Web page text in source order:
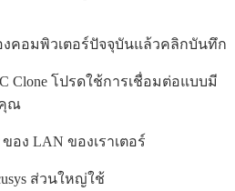
งคอมพิวเตอร์ปัจจุบันแล้วคลิกบันทึก
Clone โปรดใช้การเชื่อมต่อแบบมี
คุณ
ง LAN ของเราเตอร์
ส่วนใหญ่ใช้